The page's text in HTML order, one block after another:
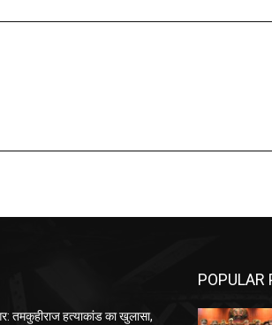
तमकुहीराज हत्याकांड का खुलासा,
POPULAR